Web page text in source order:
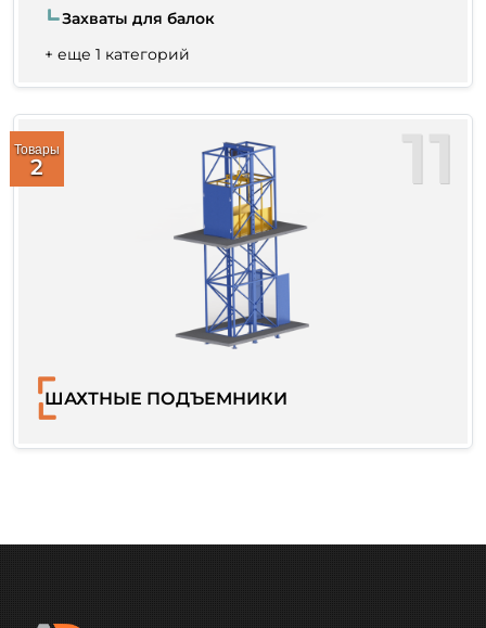
Захваты для балок
+ еще 1 категорий
11
Товары
2
ШАХТНЫЕ ПОДЪЕМНИКИ